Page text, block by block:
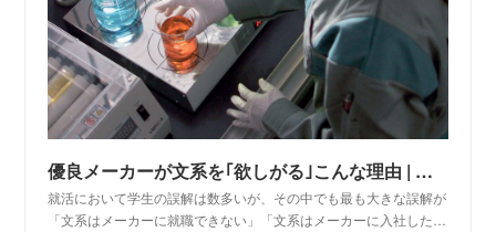
優良メーカーが文系を｢欲しがる｣こんな理由 | 就職四季報プラスワン
就活において学生の誤解は数多いが、その中でも最も大きな誤解が
「文系はメーカーに就職できない」「文系はメーカーに入社した…